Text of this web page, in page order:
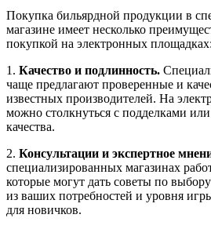
Покупка бильярдной продукции в
магазине имеет несколько
покупкой на электронных площадках:
1. Качество и подлинность.
чаще предлагают проверенные и
известных производителей. На
можно столкнуться с подделками
качества.
2. Консультации и экспертное
специализированных магазинах
которые могут дать советы по
из ваших потребностей и уровня
для новичков.